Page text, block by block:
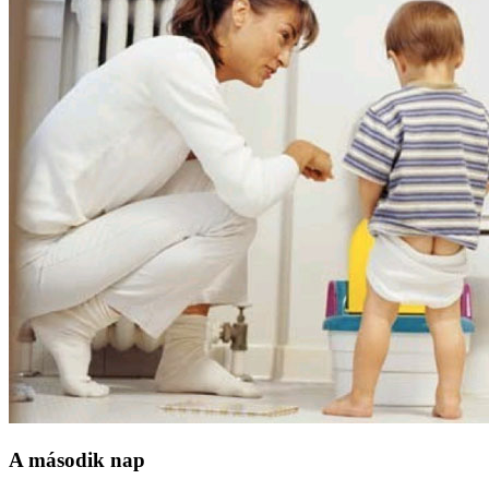
A második nap